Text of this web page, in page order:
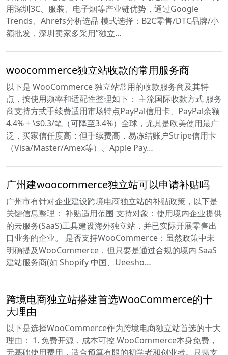
用深圳3C、服装、电子烟等产业链优势，通过Google
Trends、Ahrefs分析选品 模式选择：B2C零售/DTC品牌/小
额批发，深圳卖家多采用”独立…
woocommerce独立站收款的常用服务商
以下是 WooCommerce 独立站常用的收款服务商及其特
点，按使用频率和适配性整理如下： 主流国际收款方式 服务
商支持方式手续费适用市场特点PayPal信用卡、PayPal余额
4.4% + \$0.3/笔（可降至3.4%）全球，尤其是欧美使用最广
泛，买家信任度高；但手续费高，易冻结账户Stripe信用卡
（Visa/Master/Amex等）、Apple Pay…
广州建woocommerce独立站可以申请补贴吗
广州市有针对企业建设跨境电商独立站的补贴政策，以下是
关键信息整理： 补贴适用范围 支持对象：使用境内企业提供
的云服务(SaaS)工具建设海外独立站，并已实际开展零售出
口业务的企业。 是否支持WooCommerce：虽然政策中未
明确提及WooCommerce，但只要是通过合规的境内 SaaS
建站服务商(如 Shopify 中国、Ueesho…
跨境电商独立站搭建首选WooCommerce的十
大理由
以下是选择WooCommerce作为跨境电商独立站首选的十大
理由： 1. 免费开源，成本可控 WooCommerce本身免费，
无基础使用费用，适合预算有限的初学者和创业者。只需支